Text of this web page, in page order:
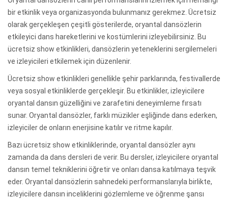
bir etkinlik veya organizasyonda bulunmanız gerekmez. Ücretsiz
olarak gerçekleşen çeşitli gösterilerde, oryantal dansözlerin
etkileyici dans hareketlerini ve kostümlerini izleyebilirsiniz. Bu
ücretsiz show etkinlikleri, dansözlerin yeteneklerini sergilemeleri
ve izleyicileri etkilemek için düzenlenir.
Ücretsiz show etkinlikleri genellikle şehir parklarında, festivallerde
veya sosyal etkinliklerde gerçekleşir. Bu etkinlikler, izleyicilere
oryantal dansın güzelliğini ve zarafetini deneyimleme fırsatı
sunar. Oryantal dansözler, farklı müzikler eşliğinde dans ederken,
izleyiciler de onların enerjisine katılır ve ritme kapılır.
Bazı ücretsiz show etkinliklerinde, oryantal dansözler aynı
zamanda da dans dersleri de verir. Bu dersler, izleyicilere oryantal
dansın temel tekniklerini öğretir ve onları dansa katılmaya teşvik
eder. Oryantal dansözlerin sahnedeki performanslarıyla birlikte,
izleyicilere dansın inceliklerini gözlemleme ve öğrenme şansı